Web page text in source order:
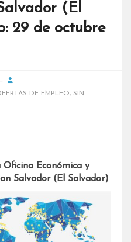
(El
29 de octubre
DE EMPLEO, SIN
Económica y
Salvador (El Salvador)